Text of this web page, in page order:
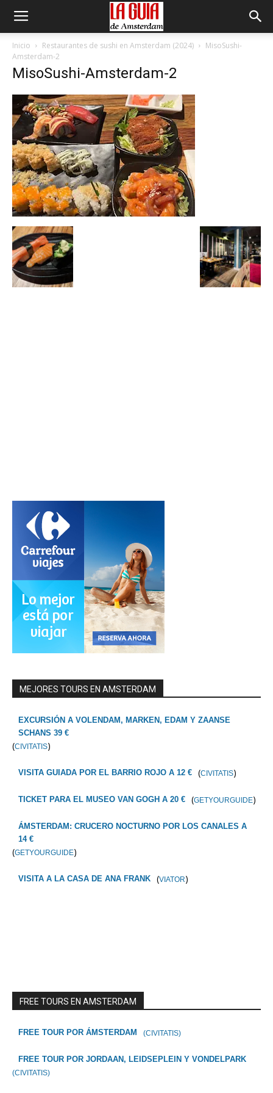
Inicio Restaurantes de sushi en Amsterdam (2024)
MisoSushi-
Amsterdam-2
MisoSushi-Amsterdam-2
MEJORES TOURS EN AMSTERDAM
EXCURSIÓN A VOLENDAM, MARKEN, EDAM Y ZAANSE
SCHANS 39 €
(CIVITATIS)
VISITA GUIADA POR EL BARRIO ROJO A 12 € (CIVITATIS)
TICKET PARA EL MUSEO VAN GOGH A 20 € (GETYOURGUIDE)
ÁMSTERDAM: CRUCERO NOCTURNO POR LOS CANALES A
14 €
(GETYOURGUIDE)
VISITA A LA CASA DE ANA FRANK (VIATOR)
FREE TOURS EN AMSTERDAM
FREE TOUR POR ÁMSTERDAM (CIVITATIS)
FREE TOUR POR JORDAAN, LEIDSEPLEIN Y VONDELPARK
(CIVITATIS)